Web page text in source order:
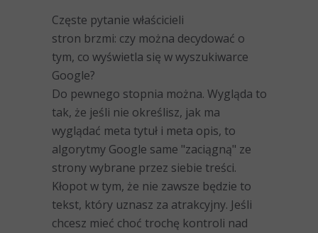
Częste pytanie właścicieli
stron brzmi: czy można decydować o
tym, co wyświetla się w wyszukiwarce
Google?
Do pewnego stopnia można. Wygląda to
tak, że jeśli nie określisz, jak ma
wyglądać meta tytuł i meta opis, to
algorytmy Google same "zaciągną" ze
strony wybrane przez siebie treści.
Kłopot w tym, że nie zawsze będzie to
tekst, który uznasz za atrakcyjny. Jeśli
chcesz mieć choć trochę kontroli nad